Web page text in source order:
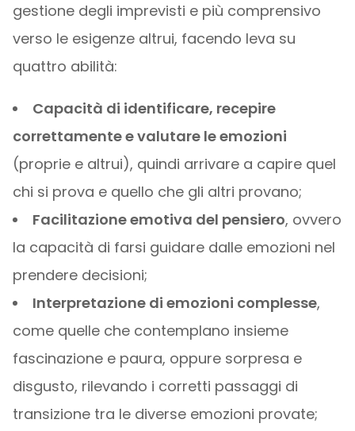
gestione degli imprevisti e più comprensivo
verso le esigenze altrui, facendo leva su
quattro abilità:
Capacità di identificare, recepire
correttamente e valutare le emozioni
(proprie e altrui), quindi arrivare a capire quel
chi si prova e quello che gli altri provano;
Facilitazione emotiva del pensiero, ovvero
la capacità di farsi guidare dalle emozioni nel
prendere decisioni;
Interpretazione di emozioni complesse,
come quelle che contemplano insieme
fascinazione e paura, oppure sorpresa e
disgusto, rilevando i corretti passaggi di
transizione tra le diverse emozioni provate;